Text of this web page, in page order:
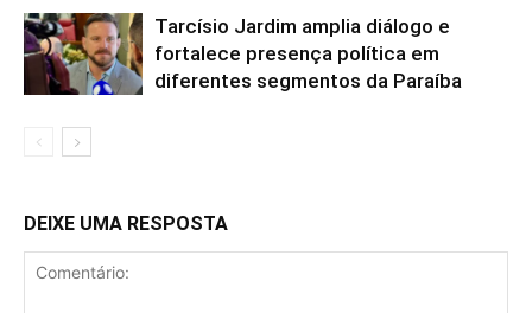
Tarcísio Jardim amplia diálogo e
fortalece presença política em
diferentes segmentos da Paraíba
DEIXE UMA RESPOSTA